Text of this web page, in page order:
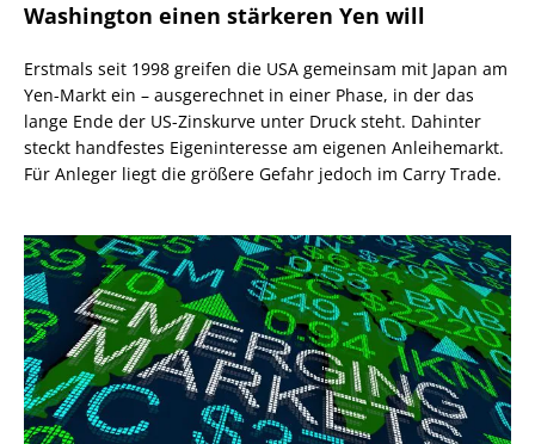
Washington einen stärkeren Yen will
Erstmals seit 1998 greifen die USA gemeinsam mit Japan am
Yen-Markt ein – ausgerechnet in einer Phase, in der das
lange Ende der US-Zinskurve unter Druck steht. Dahinter
steckt handfestes Eigeninteresse am eigenen Anleihemarkt.
Für Anleger liegt die größere Gefahr jedoch im Carry Trade.